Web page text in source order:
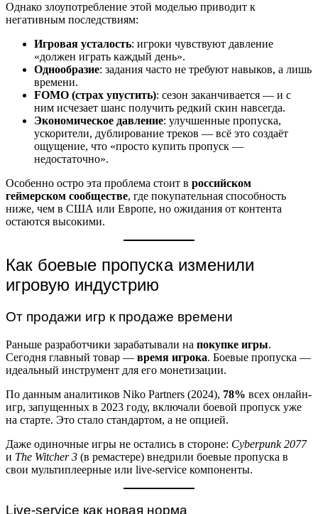
Однако злоупотребление этой моделью приводит к
негативным последствиям:
Игровая усталость: игроки чувствуют давление
«должен играть каждый день».
Однообразие: задания часто не требуют навыков, а лишь
времени.
FOMO (страх упустить): сезон заканчивается — и с
ним исчезает шанс получить редкий скин навсегда.
Экономическое давление: улучшенные пропуска,
ускорители, дублирование треков — всё это создаёт
ощущение, что «просто купить пропуск —
недостаточно».
Особенно остро эта проблема стоит в российском
геймерском сообществе, где покупательная способность
ниже, чем в США или Европе, но ожидания от контента
остаются высокими.
Как боевые пропуска изменили
игровую индустрию
От продажи игр к продаже времени
Раньше разработчики зарабатывали на покупке игры.
Сегодня главный товар — время игрока. Боевые пропуска —
идеальный инструмент для его монетизации.
По данным аналитиков Niko Partners (2024), 78% всех онлайн-
игр, запущенных в 2023 году, включали боевой пропуск уже
на старте. Это стало стандартом, а не опцией.
Даже одиночные игры не остались в стороне: Cyberpunk 2077
и The Witcher 3 (в ремастере) внедрили боевые пропуска в
свои мультиплеерные или live-service компоненты.
Live-service как новая норма